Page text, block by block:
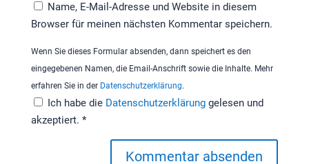
Name, E-Mail-Adresse und Website in diesem
Browser für meinen nächsten Kommentar speichern.
Wenn Sie dieses Formular absenden, dann speichert es den
eingegebenen Namen, die Email-Anschrift sowie die Inhalte. Mehr
erfahren Sie in der Datenschutzerklärung.
Ich habe die Datenschutzerklärung gelesen und
akzeptiert. *